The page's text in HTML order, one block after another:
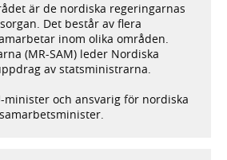
är de nordiska regeringarnas
Det består av flera
inom olika områden.
(MR-SAM) leder Nordiska
av statsministrarna.
minister och ansvarig för nordiska